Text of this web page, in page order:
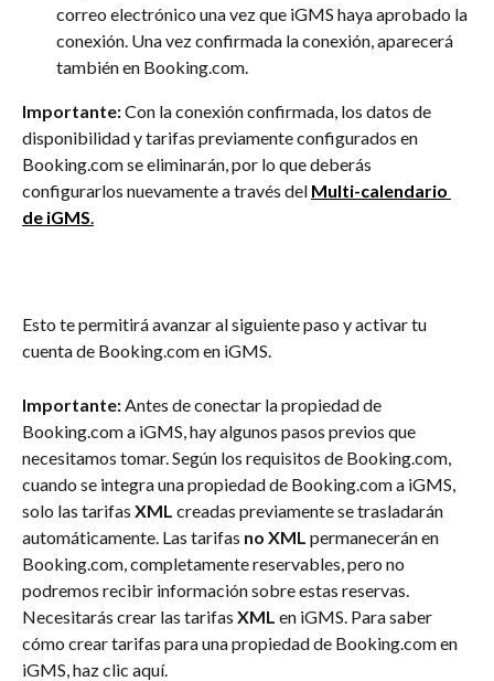
correo electrónico una vez que iGMS haya aprobado la
conexión. Una vez confirmada la conexión, aparecerá
también en Booking.com.
Importante: Con la conexión confirmada, los datos de
disponibilidad y tarifas previamente configurados en
Booking.com se eliminarán, por lo que deberás
configurarlos nuevamente a través del Multi-calendario
de iGMS.
Esto te permitirá avanzar al siguiente paso y activar tu
cuenta de Booking.com en iGMS.
Importante: Antes de conectar la propiedad de
Booking.com a iGMS, hay algunos pasos previos que
necesitamos tomar. Según los requisitos de Booking.com,
cuando se integra una propiedad de Booking.com a iGMS,
solo las tarifas XML creadas previamente se trasladarán
automáticamente. Las tarifas no XML permanecerán en
Booking.com, completamente reservables, pero no
podremos recibir información sobre estas reservas.
Necesitarás crear las tarifas XML en iGMS. Para saber
cómo crear tarifas para una propiedad de Booking.com en
iGMS, haz clic aquí.